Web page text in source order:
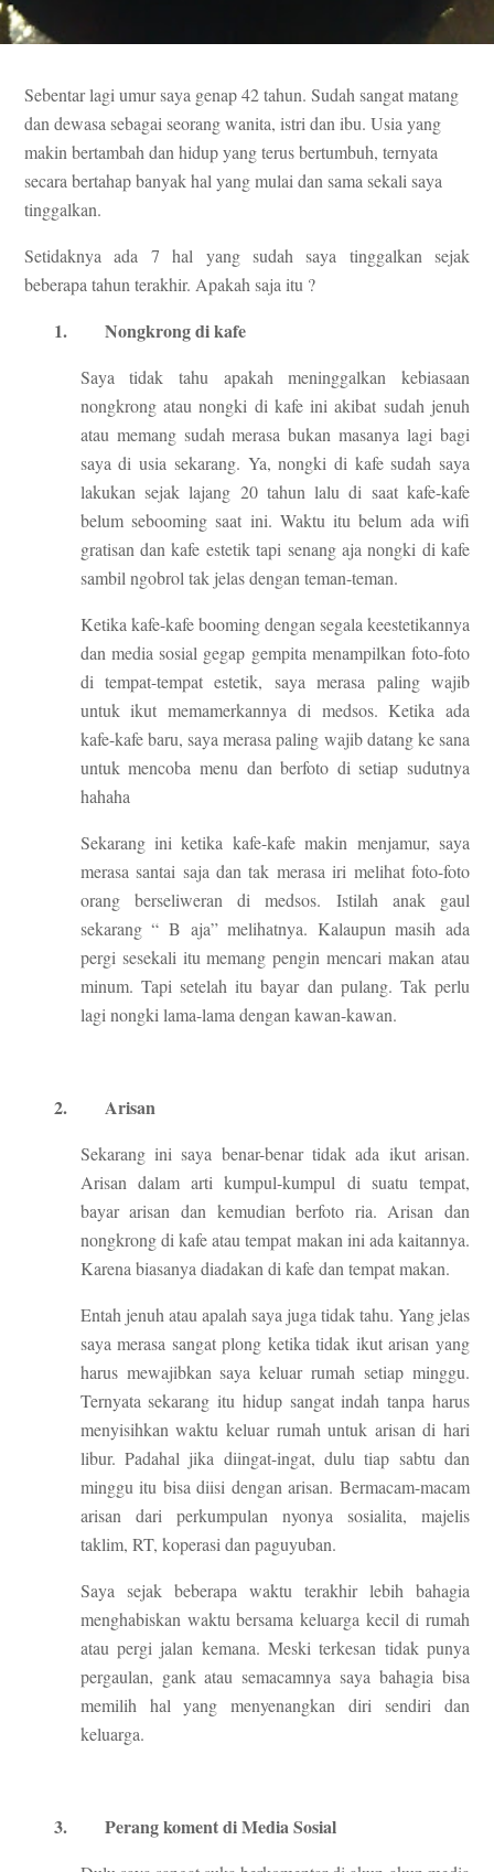
Sebentar lagi umur saya genap 42 tahun. Sudah sangat matang
dan dewasa sebagai seorang wanita, istri dan ibu. Usia yang
makin bertambah dan hidup yang terus bertumbuh, ternyata
secara bertahap banyak hal yang mulai dan sama sekali saya
tinggalkan.
Setidaknya ada 7 hal yang sudah saya tinggalkan sejak
beberapa tahun terakhir. Apakah saja itu ?
1. Nongkrong di kafe
Saya tidak tahu apakah meninggalkan kebiasaan
nongkrong atau nongki di kafe ini akibat sudah jenuh
atau memang sudah merasa bukan masanya lagi bagi
saya di usia sekarang. Ya, nongki di kafe sudah saya
lakukan sejak lajang 20 tahun lalu di saat kafe-kafe
belum sebooming saat ini. Waktu itu belum ada wifi
gratisan dan kafe estetik tapi senang aja nongki di kafe
sambil ngobrol tak jelas dengan teman-teman.
Ketika kafe-kafe booming dengan segala keestetikannya
dan media sosial gegap gempita menampilkan foto-foto
di tempat-tempat estetik, saya merasa paling wajib
untuk ikut memamerkannya di medsos. Ketika ada
kafe-kafe baru, saya merasa paling wajib datang ke sana
untuk mencoba menu dan berfoto di setiap sudutnya
hahaha
Sekarang ini ketika kafe-kafe makin menjamur, saya
merasa santai saja dan tak merasa iri melihat foto-foto
orang berseliweran di medsos. Istilah anak gaul
sekarang “ B aja” melihatnya. Kalaupun masih ada
pergi sesekali itu memang pengin mencari makan atau
minum. Tapi setelah itu bayar dan pulang. Tak perlu
lagi nongki lama-lama dengan kawan-kawan.
2. Arisan
Sekarang ini saya benar-benar tidak ada ikut arisan.
Arisan dalam arti kumpul-kumpul di suatu tempat,
bayar arisan dan kemudian berfoto ria. Arisan dan
nongkrong di kafe atau tempat makan ini ada kaitannya.
Karena biasanya diadakan di kafe dan tempat makan.
Entah jenuh atau apalah saya juga tidak tahu. Yang jelas
saya merasa sangat plong ketika tidak ikut arisan yang
harus mewajibkan saya keluar rumah setiap minggu.
Ternyata sekarang itu hidup sangat indah tanpa harus
menyisihkan waktu keluar rumah untuk arisan di hari
libur. Padahal jika diingat-ingat, dulu tiap sabtu dan
minggu itu bisa diisi dengan arisan. Bermacam-macam
arisan dari perkumpulan nyonya sosialita, majelis
taklim, RT, koperasi dan paguyuban.
Saya sejak beberapa waktu terakhir lebih bahagia
menghabiskan waktu bersama keluarga kecil di rumah
atau pergi jalan kemana. Meski terkesan tidak punya
pergaulan, gank atau semacamnya saya bahagia bisa
memilih hal yang menyenangkan diri sendiri dan
keluarga.
3. Perang koment di Media Sosial